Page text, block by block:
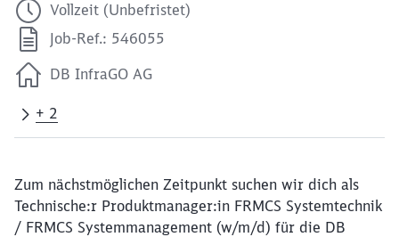
Vollzeit (Unbefristet)
Job-Ref.: 546055
DB InfraGO AG
+ 2
Zum nächstmöglichen Zeitpunkt suchen wir dich als
Technische:r Produktmanager:in FRMCS Systemtechnik
/ FRMCS Systemmanagement (w/m/d) für die DB